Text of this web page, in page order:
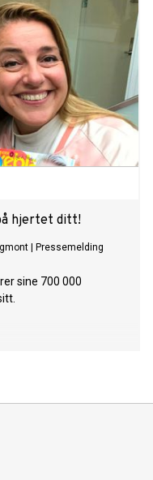
hjertet ditt!
Pressemelding
sine 700 000